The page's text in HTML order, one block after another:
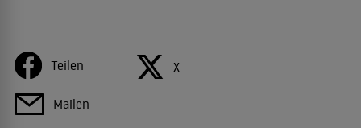
Teilen X
Mailen